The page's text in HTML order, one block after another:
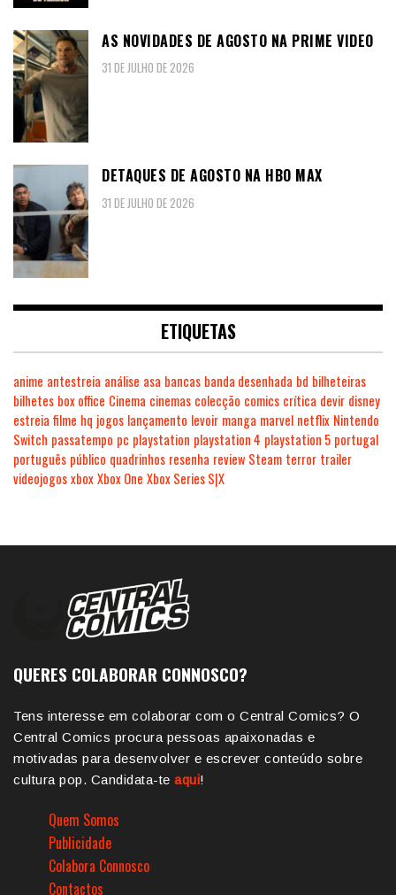
AS NOVIDADES DE AGOSTO NA PRIME VIDEO
31 DE JULHO DE 2026
DETAQUES DE AGOSTO NA HBO MAX
31 DE JULHO DE 2026
ETIQUETAS
anime antestreia análise asa bancas banda desenhada bd bilheteiras
bilhetes box office Cinema cinemas colecção comics crítica devir disney
estreia filme hq jogos lançamento levoir manga marvel netflix Nintendo
Switch passatempo pc playstation playstation 4 playstation 5 portugal
português público quadrinhos resenha review Steam terror trailer
videojogosxboxXbox One Xbox Series S|X
QUERES COLABORAR CONNOSCO?
Tens interesse em colaborar com o Central Comics? O
Central Comics procura pessoas apaixonadas e
motivadas para desenvolver e escrever conteúdo sobre
cultura pop. Candidata-te aqui!
Quem Somos
Publicidade
Colabora Connosco
Contactos